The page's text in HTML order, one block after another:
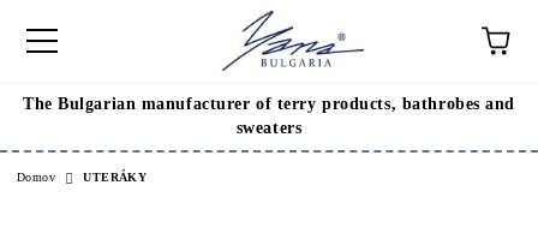
The Bulgarian manufacturer of terry products, bathrobes and
sweaters
Domov UTERÁKY